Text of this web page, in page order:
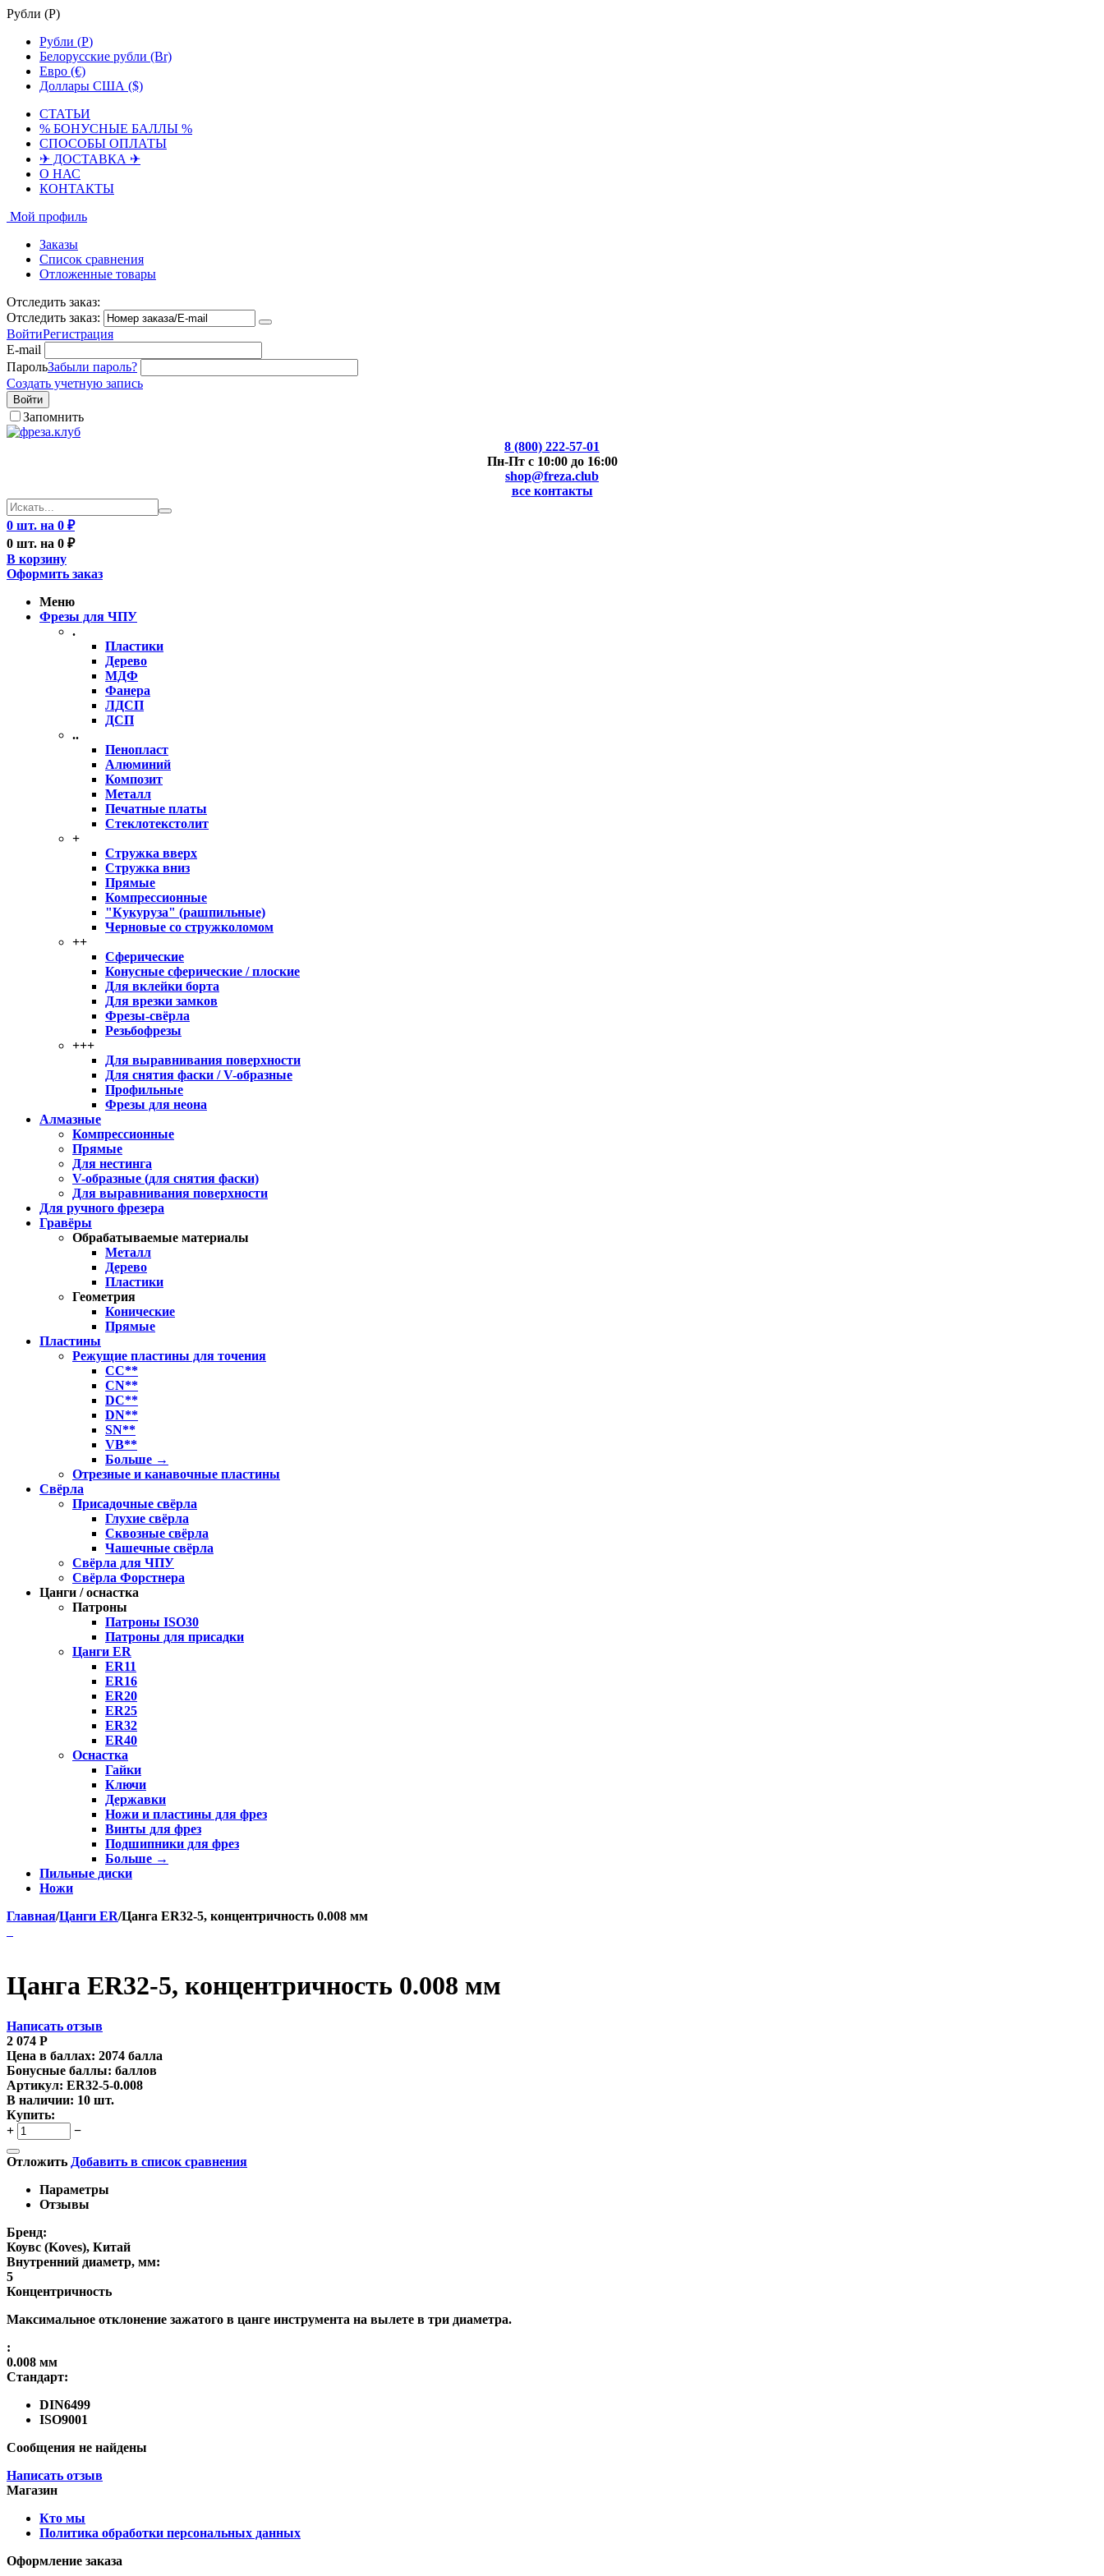
Рубли (Р)
Рубли (Р)
Белорусские рубли (Br)
Евро (€)
Доллары США ($)
СТАТЬИ
% БОНУСНЫЕ БАЛЛЫ %
СПОСОБЫ ОПЛАТЫ
✈ ДОСТАВКА ✈
О НАС
КОНТАКТЫ
Мой профиль
Заказы
Список сравнения
Отложенные товары
Отследить заказ:
Отследить заказ:
ВойтиРегистрация
E-mail
ПарольЗабыли пароль?
Создать учетную запись
Войти
Запомнить
8 (800) 222-57-01
Пн-Пт с 10:00 до 16:00
shop@freza.club
все контакты
0 шт. на 0 ₽
0 шт. на 0 ₽
В корзину
Оформить заказ
Меню
Фрезы для ЧПУ
.
Пластики
Дерево
МДФ
Фанера
ЛДСП
ДСП
..
Пенопласт
Алюминий
Композит
Металл
Печатные платы
Стеклотекстолит
+
Стружка вверх
Стружка вниз
Прямые
Компрессионные
"Кукуруза" (рашпильные)
Черновые со стружколомом
++
Сферические
Конусные сферические / плоские
Для вклейки борта
Для врезки замков
Фрезы-свёрла
Резьбофрезы
+++
Для выравнивания поверхности
Для снятия фаски / V-образные
Профильные
Фрезы для неона
Алмазные
Компрессионные
Прямые
Для нестинга
V-образные (для снятия фаски)
Для выравнивания поверхности
Для ручного фрезера
Гравёры
Обрабатываемые материалы
Металл
Дерево
Пластики
Геометрия
Конические
Прямые
Пластины
Режущие пластины для точения
CC**
CN**
DC**
DN**
SN**
VB**
Больше →
Отрезные и канавочные пластины
Свёрла
Присадочные свёрла
Глухие свёрла
Сквозные свёрла
Чашечные свёрла
Свёрла для ЧПУ
Свёрла Форстнера
Цанги / оснастка
Патроны
Патроны ISO30
Патроны для присадки
Цанги ER
ER11
ER16
ER20
ER25
ER32
ER40
Оснастка
Гайки
Ключи
Державки
Ножи и пластины для фрез
Винты для фрез
Подшипники для фрез
Больше →
Пильные диски
Ножи
Главная/Цанги ER/Цанга ER32-5, концентричность 0.008 мм
Цанга ER32-5, концентричность 0.008 мм
Написать отзыв
2 074 Р
Цена в баллах: 2074 балла
Бонусные баллы: баллов
Артикул: ER32-5-0.008
В наличии: 10 шт.
Купить:
+
−
Отложить Добавить в список сравнения
Параметры
Отзывы
Бренд:
Коувс (Koves), Китай
Внутренний диаметр, мм:
5
Концентричность
Максимальное отклонение зажатого в цанге инструмента на вылете в три диаметра.
:
0.008 мм
Стандарт:
DIN6499
ISO9001
Сообщения не найдены
Написать отзыв
Магазин
Кто мы
Политика обработки персональных данных
Оформление заказа